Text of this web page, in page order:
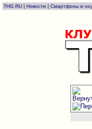
THG.RU | Новости | Смартфоны и